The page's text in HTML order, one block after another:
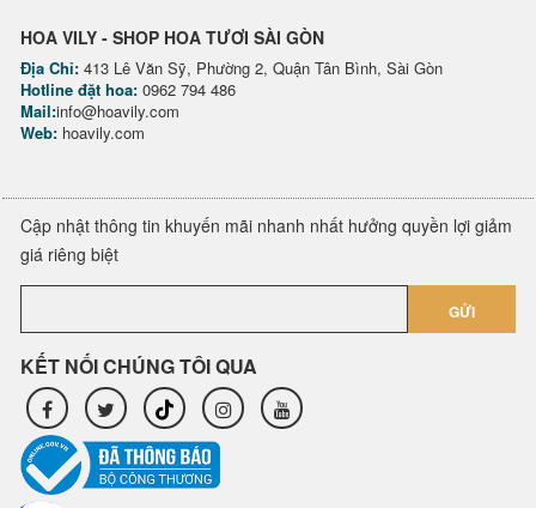
HOA VILY - SHOP HOA TƯƠI SÀI GÒN
Địa Chỉ: 413 Lê Văn Sỹ, Phường 2, Quận Tân Bình, Sài Gòn
Hotline đặt hoa: 0962 794 486
Mail:info@hoavily.com
Web: hoavily.com
Cập nhật thông tin khuyến mãi nhanh nhất hưởng quyền lợi giảm
giá riêng biệt
GỬI
KẾT NỐI CHÚNG TÔI QUA